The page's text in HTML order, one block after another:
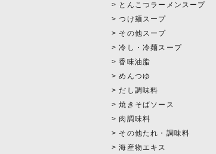
とんこつラーメンスープ
つけ麺スープ
その他スープ
冷し・冷麺スープ
香味油脂
めんつゆ
だし調味料
焼きそばソース
肉調味料
その他たれ・調味料
海産物エキス